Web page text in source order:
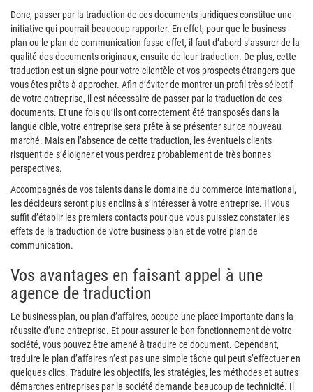
Donc, passer par la traduction de ces documents juridiques constitue une
initiative qui pourrait beaucoup rapporter. En effet, pour que le business
plan ou le plan de communication fasse effet, il faut d’abord s’assurer de la
qualité des documents originaux, ensuite de leur traduction. De plus, cette
traduction est un signe pour votre clientèle et vos prospects étrangers que
vous êtes prêts à approcher. Afin d’éviter de montrer un profil très sélectif
de votre entreprise, il est nécessaire de passer par la traduction de ces
documents. Et une fois qu’ils ont correctement été transposés dans la
langue cible, votre entreprise sera prête à se présenter sur ce nouveau
marché. Mais en l’absence de cette traduction, les éventuels clients
risquent de s’éloigner et vous perdrez probablement de très bonnes
perspectives.
Accompagnés de vos talents dans le domaine du commerce international,
les décideurs seront plus enclins à s’intéresser à votre entreprise. Il vous
suffit d’établir les premiers contacts pour que vous puissiez constater les
effets de la traduction de votre business plan et de votre plan de
communication.
Vos avantages en faisant appel à une
agence de traduction
Le business plan, ou plan d’affaires, occupe une place importante dans la
réussite d’une entreprise. Et pour assurer le bon fonctionnement de votre
société, vous pouvez être amené à traduire ce document. Cependant,
traduire le plan d’affaires n’est pas une simple tâche qui peut s’effectuer en
quelques clics. Traduire les objectifs, les stratégies, les méthodes et autres
démarches entreprises par la société demande beaucoup de technicité. Il